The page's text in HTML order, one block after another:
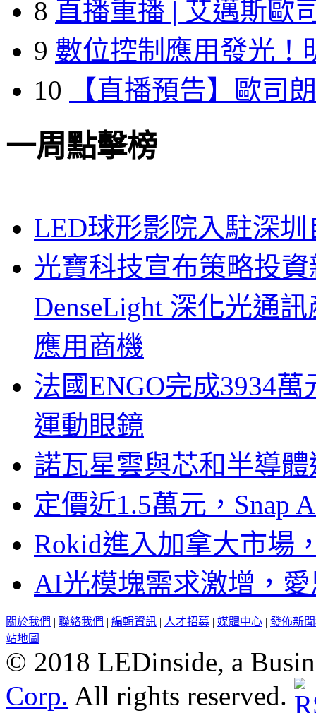
8 直播重播 | 艾邁斯歐
9 數位控制應用發光！
10
【直播預告】歐司
一周點擊榜
LED球形影院入駐深
光寶科技宣布策略投
DenseLight 深化光通
應用商機
法國ENGO完成3934
運動眼鏡
諾瓦星雲與芯和半導
定價近1.5萬元，Snap
Rokid進入加拿大市場
AI光模塊需求激增，
關於我們 | 聯絡我們 | 編輯資訊 | 人才招募 | 媒體中心 | 發佈新
站地圖
© 2018 LEDinside, a
Corp. All rights reserved.